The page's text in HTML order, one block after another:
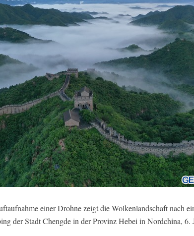
einer Drohne zeigt die Wolkenlandschaft nach
der Stadt Chengde in der Provinz Hebei in Nordchina,